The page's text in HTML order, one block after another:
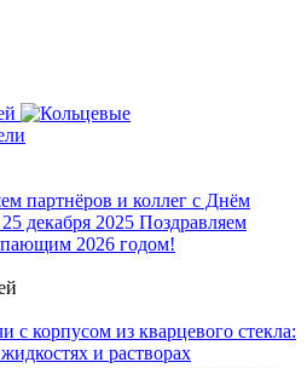
партнёров и коллег с Днём
25 декабря 2025 Поздравляем
2026 годом!
с корпусом из кварцевого стекла:
и растворах